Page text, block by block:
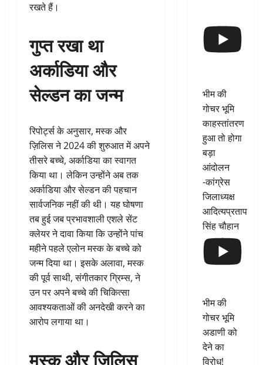
रखते हैं।
गुप्त रखा था
अर्काडिया और
सेल्डन का जन्म
रिपोर्ट्स के अनुसार, मस्क और
ज़िलिस ने 2024 की शुरुआत में अपने
तीसरे बच्चे, अर्काडिया का स्वागत
किया था। लेकिन उन्होंने अब तक
अर्काडिया और सेल्डन की पहचान
सार्वजनिक नहीं की थी। यह घोषणा
तब हुई जब प्रभावशाली एशले सेंट
क्लेयर ने दावा किया कि उन्होंने पांच
महीने पहले एलोन मस्क के बच्चे को
जन्म दिया था। इसके अलावा, मस्क
की पूर्व साथी, संगीतकार ग्रिम्स, ने
उन पर अपने बच्चे की चिकित्सा
आवश्यकताओं की अनदेखी करने का
आरोप लगाया था।
मस्क और ज़िलिस
भीम की
गोचर भूमि
काहस्तांतरण
हुआ तो होगा
बड़ा
आंदोलन
-कांग्रेस
जिलाध्यक्ष
आदित्यप्रताप
सिंह चौहान
भीम की
गोचर भूमि
अडाणी को
देने का
विरोध!